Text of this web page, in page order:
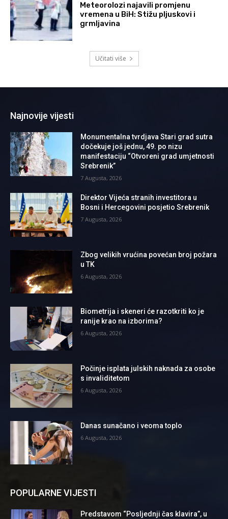
Meteorolozi najavili promjenu
vremena u BiH: Stižu pljuskovi i
grmljavina
Učitati više
Najnovije vijesti
Monumentalna tvrdjava Stari grad sutra
dočekuje još jednu, 49. po nizu
manifestaciju “Otvoreni grad umjetnosti
Srebrenik”
7 Augusta, 2026
Direktor Vijeća stranih investitora u
Bosni i Hercegovini posjetio Srebrenik
7 Augusta, 2026
Zbog velikih vrućina povećan broj požara
u TK
6 Augusta, 2026
Biometrija i skeneri će razotkriti ko je
ranije krao na izborima?
6 Augusta, 2026
Počinje isplata julskih naknada za osobe
s invaliditetom
6 Augusta, 2026
Danas sunačano i veoma toplo
6 Augusta, 2026
POPULARNE VIJESTI
Predstavom “Posljednji čas klavira”, u